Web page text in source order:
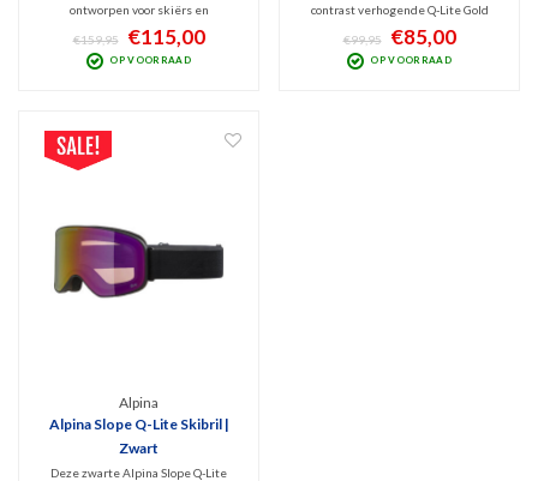
ontworpen voor skiërs en
snowboarders die zich willen
voorbereiden op wisselend weer. Dat
kan dankzij 2 meegeleverde lenzen
€159,95 €115,00
OP VOORRAAD
contrast verhogende Q-Lite Gold
Mirror lens (Cat. 2). Deze
spiegellens filtert de schadelijk UV
100% en blokt Infrarode straling.
€99,95 €85,00
OP VOORRAAD
Alpina
Alpina Slope Q-Lite Skibril |
Zwart
Deze zwarte Alpina Slope Q-Lite